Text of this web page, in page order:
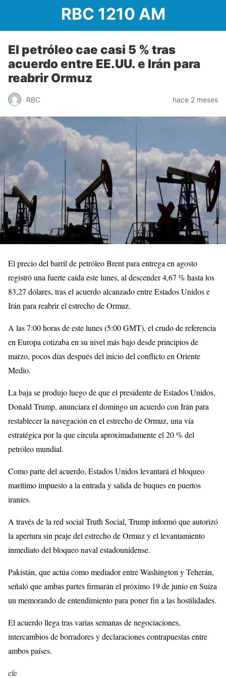
RBC 1210 AM
El petróleo cae casi 5 % tras
acuerdo entre EE.UU. e Irán para
reabrir Ormuz
RBC hace 2 meses
El precio del barril de petróleo Brent para entrega en agosto
registró una fuerte caída este lunes, al descender 4,67 % hasta los
83,27 dólares, tras el acuerdo alcanzado entre Estados Unidos e
Irán para reabrir el estrecho de Ormuz.
A las 7:00 horas de este lunes (5:00 GMT), el crudo de referencia
en Europa cotizaba en su nivel más bajo desde principios de
marzo, pocos días después del inicio del conflicto en Oriente
Medio.
La baja se produjo luego de que el presidente de Estados Unidos,
Donald Trump, anunciara el domingo un acuerdo con Irán para
restablecer la navegación en el estrecho de Ormuz, una vía
estratégica por la que circula aproximadamente el 20 % del
petróleo mundial.
Como parte del acuerdo, Estados Unidos levantará el bloqueo
marítimo impuesto a la entrada y salida de buques en puertos
iraníes.
A través de la red social Truth Social, Trump informó que autorizó
la apertura sin peaje del estrecho de Ormuz y el levantamiento
inmediato del bloqueo naval estadounidense.
Pakistán, que actúa como mediador entre Washington y Teherán,
señaló que ambas partes firmarán el próximo 19 de junio en Suiza
un memorando de entendimiento para poner fin a las hostilidades.
El acuerdo llega tras varias semanas de negociaciones,
intercambios de borradores y declaraciones contrapuestas entre
ambos países.
efe